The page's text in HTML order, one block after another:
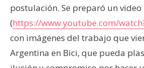
postulación. Se preparó un video
(https://www.youtube.com/
con imágenes del trabajo que
Argentina en Bici, que pueda